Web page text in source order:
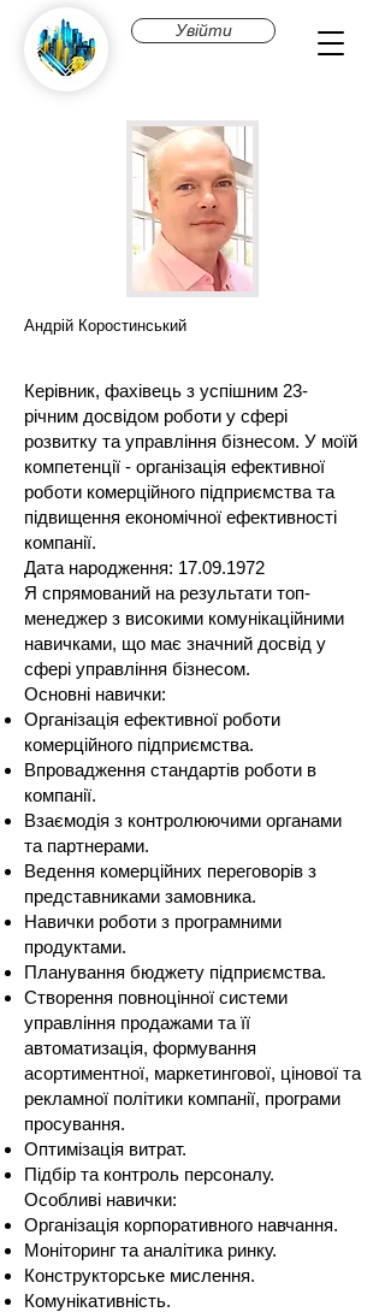
Увійти
Андрій Коростинський
Керівник, фахівець з успішним 23-
річним досвідом роботи у сфері
розвитку та управління бізнесом. У моїй
компетенції - організація ефективної
роботи комерційного підприємства та
підвищення економічної ефективності
компанії.
Дата народження: 17.09.1972
Я спрямований на результати топ-
менеджер з високими комунікаційними
навичками, що має значний досвід у
сфері управління бізнесом.
Основні навички:
Організація ефективної роботи
комерційного підприємства.
Впровадження стандартів роботи в
компанії.
Взаємодія з контролюючими органами
та партнерами.
Ведення комерційних переговорів з
представниками замовника.
Навички роботи з програмними
продуктами.
Планування бюджету підприємства.
Створення повноцінної системи
управління продажами та її
автоматизація, формування
асортиментної, маркетингової, цінової та
рекламної політики компанії, програми
просування.
Оптимізація витрат.
Підбір та контроль персоналу.
Особливі навички:
Організація корпоративного навчання.
Моніторинг та аналітика ринку.
Конструкторське мислення.
Комунікативність.